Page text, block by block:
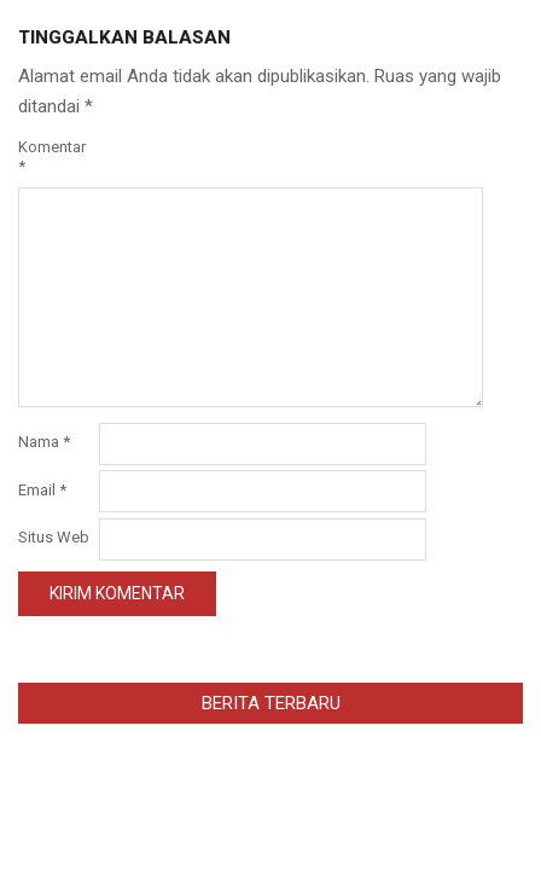
TINGGALKAN BALASAN
Alamat email Anda tidak akan dipublikasikan. Ruas yang wajib
ditandai *
Komentar
*
Nama *
Email *
Situs Web
BERITA TERBARU